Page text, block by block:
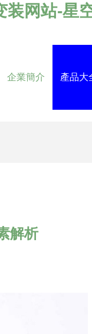
网站-星
企業簡介 產品大
解析